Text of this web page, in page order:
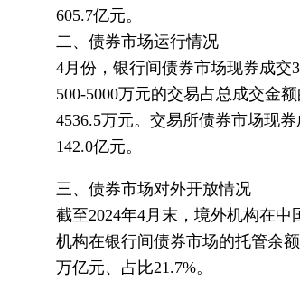
605.7亿元。
二、债券市场运行情况
4月份，银行间债券市场现券成交
500-5000万元的交易占总成交金
4536.5万元。交易所债券市场现
142.0亿元。
三、债券市场对外开放情况
截至2024年4月末，境外机构在
机构在银行间债券市场的托管余
万亿元、占比21.7%。